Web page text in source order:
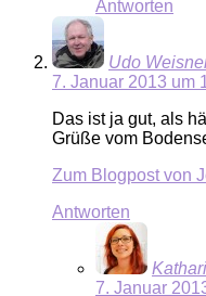
Antworten
Udo
7. Januar 2013 um
Das ist ja gut, als
Grüße vom
Zum Blogpost von
Antworten
7. Januar